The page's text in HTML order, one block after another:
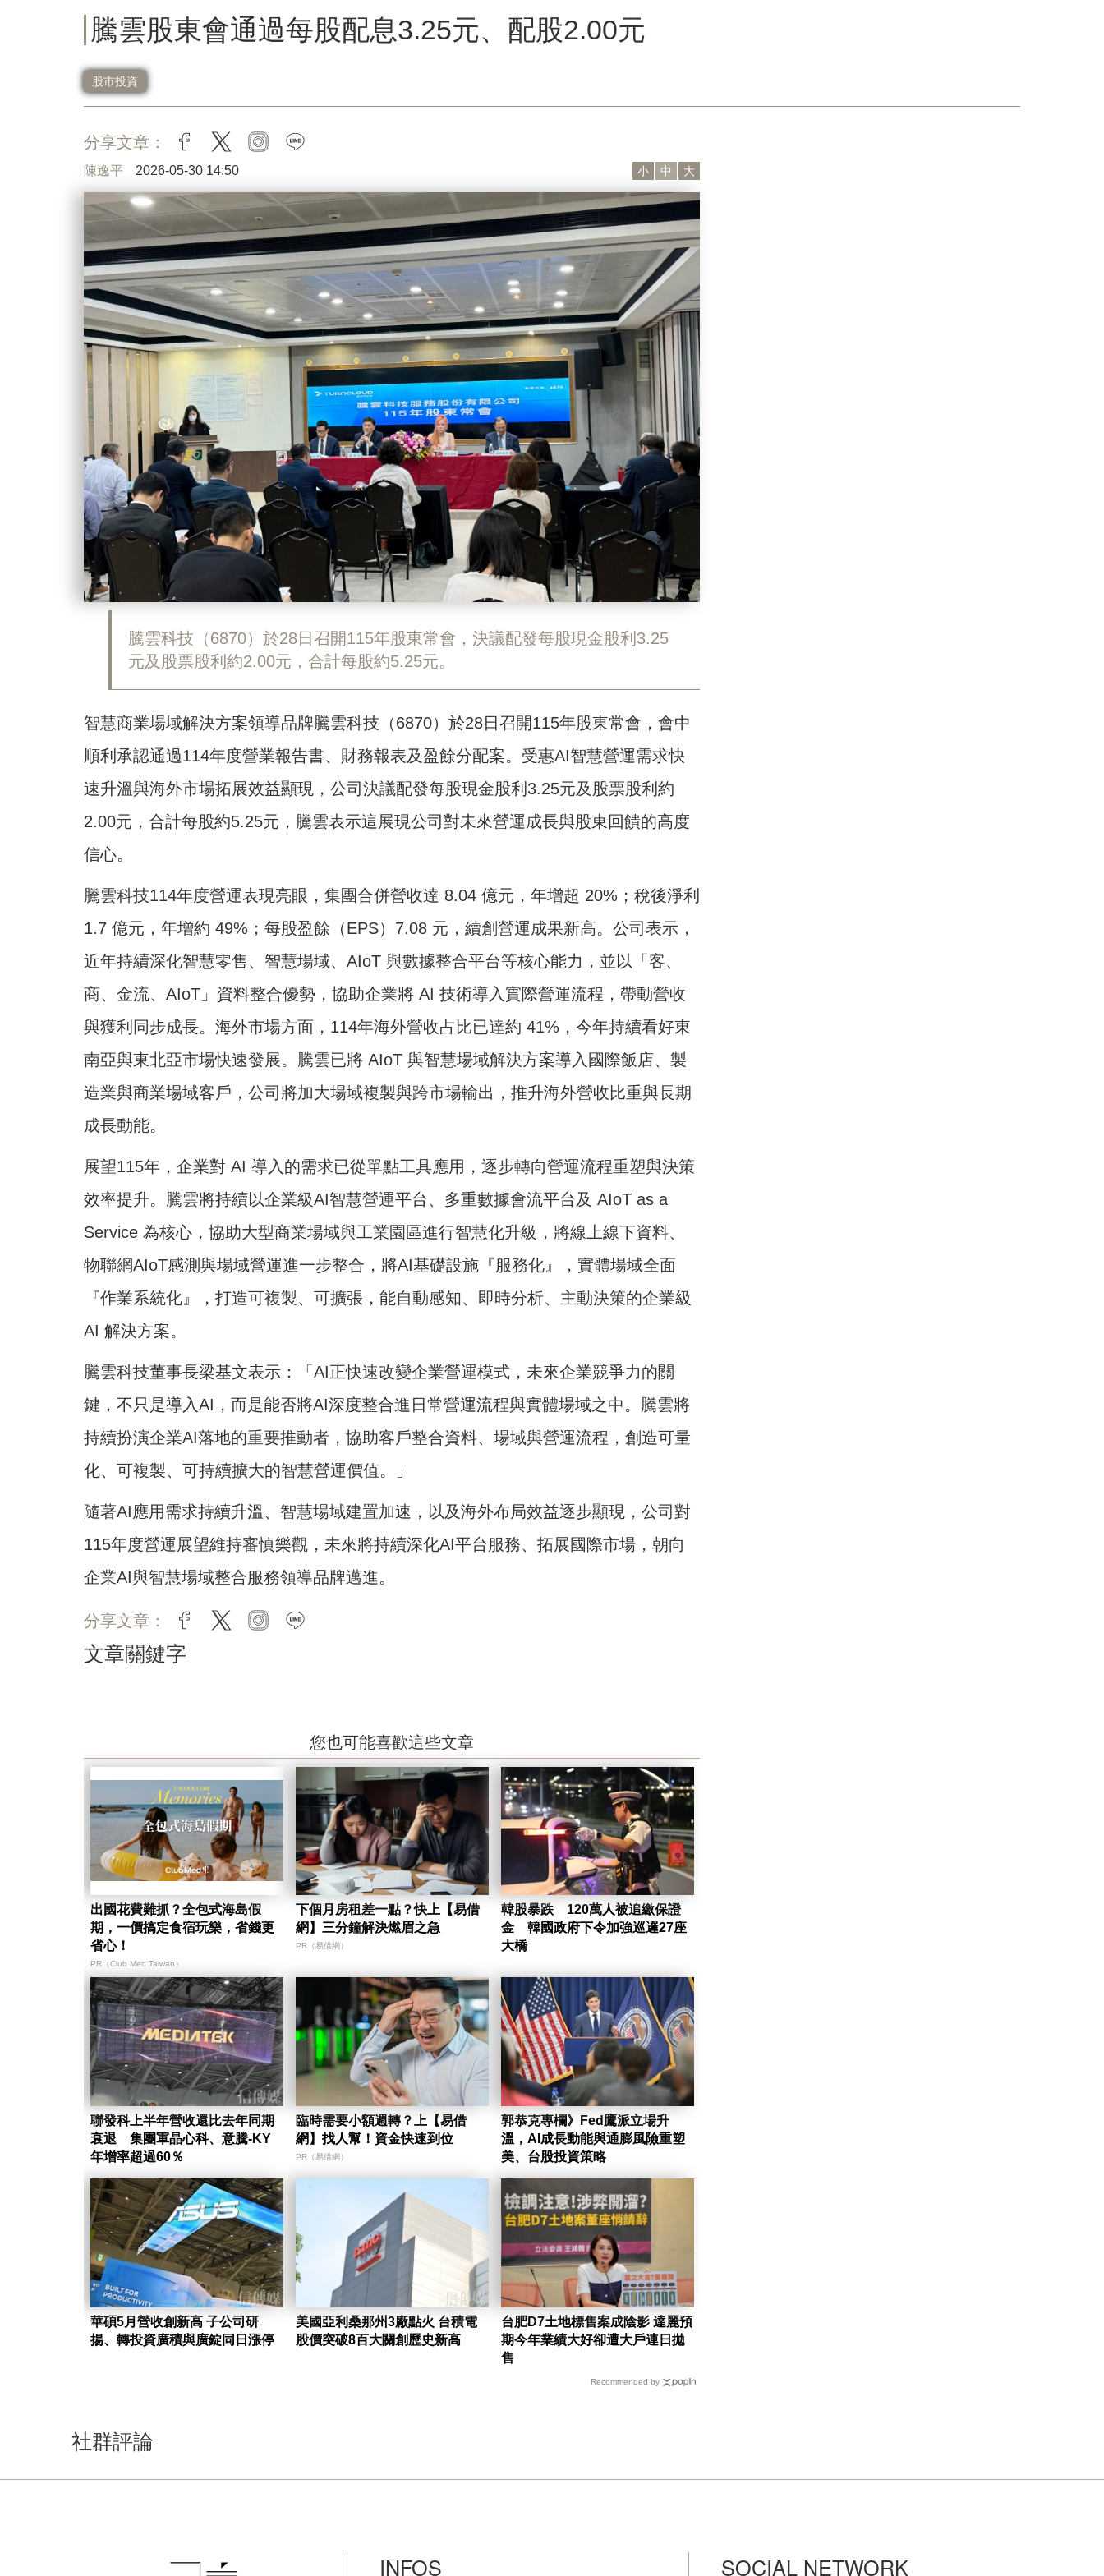
騰雲股東會通過每股配息3.25元、配股2.00元
股市投資
分享文章： facebook
twitter instagram
陳逸平 2026-05-30 14:50 小 中 大
騰雲科技（6870）於28日召開115年股東常會，決議配發每股現金股利3.25
元及股票股利約2.00元，合計每股約5.25元。
智慧商業場域解決方案領導品牌騰雲科技（6870）於28日召開115年股東常會，會中
順利承認通過114年度營業報告書、財務報表及盈餘分配案。受惠AI智慧營運需求快
速升溫與海外市場拓展效益顯現，公司決議配發每股現金股利3.25元及股票股利約
2.00元，合計每股約5.25元，騰雲表示這展現公司對未來營運成長與股東回饋的高度
信心。
騰雲科技114年度營運表現亮眼，集團合併營收達 8.04 億元，年增超 20%；稅後淨利
1.7 億元，年增約 49%；每股盈餘（EPS）7.08 元，續創營運成果新高。公司表示，
近年持續深化智慧零售、智慧場域、AIoT 與數據整合平台等核心能力，並以「客、
商、金流、AIoT」資料整合優勢，協助企業將 AI 技術導入實際營運流程，帶動營收
與獲利同步成長。海外市場方面，114年海外營收占比已達約 41%，今年持續看好東
南亞與東北亞市場快速發展。騰雲已將 AIoT 與智慧場域解決方案導入國際飯店、製
造業與商業場域客戶，公司將加大場域複製與跨市場輸出，推升海外營收比重與長期
成長動能。
展望115年，企業對 AI 導入的需求已從單點工具應用，逐步轉向營運流程重塑與決策
效率提升。騰雲將持續以企業級AI智慧營運平台、多重數據會流平台及 AIoT as a
Service 為核心，協助大型商業場域與工業園區進行智慧化升級，將線上線下資料、
物聯網AIoT感測與場域營運進一步整合，將AI基礎設施『服務化』，實體場域全面
『作業系統化』，打造可複製、可擴張，能自動感知、即時分析、主動決策的企業級
AI 解決方案。
騰雲科技董事長梁基文表示：「AI正快速改變企業營運模式，未來企業競爭力的關
鍵，不只是導入AI，而是能否將AI深度整合進日常營運流程與實體場域之中。騰雲將
持續扮演企業AI落地的重要推動者，協助客戶整合資料、場域與營運流程，創造可量
化、可複製、可持續擴大的智慧營運價值。」
隨著AI應用需求持續升溫、智慧場域建置加速，以及海外布局效益逐步顯現，公司對
115年度營運展望維持審慎樂觀，未來將持續深化AI平台服務、拓展國際市場，朝向
企業AI與智慧場域整合服務領導品牌邁進。
分享文章： facebook
twitter instagram
文章關鍵字
您也可能喜歡這些文章
出國花費難抓？全包式海島假
期，一價搞定食宿玩樂，省錢更
省心！
PR（Club Med Taiwan）
下個月房租差一點？快上【易借
網】三分鐘解決燃眉之急
PR（易借網）
韓股暴跌 120萬人被追繳保證
金 韓國政府下令加強巡邏27座
大橋
聯發科上半年營收還比去年同期
衰退 集團軍晶心科、意騰-KY
年增率超過60％
臨時需要小額週轉？上【易借
網】找人幫！資金快速到位
PR（易借網）
郭恭克專欄》Fed鷹派立場升
溫，AI成長動能與通膨風險重塑
美、台股投資策略
華碩5月營收創新高 子公司研
揚、轉投資廣積與廣錠同日漲停
美國亞利桑那州3廠點火 台積電
股價突破8百大關創歷史新高
台肥D7土地標售案成陰影 達麗預
期今年業績大好卻遭大戶連日拋
售
Recommended by
社群評論
INFOS SOCIAL NETWORK